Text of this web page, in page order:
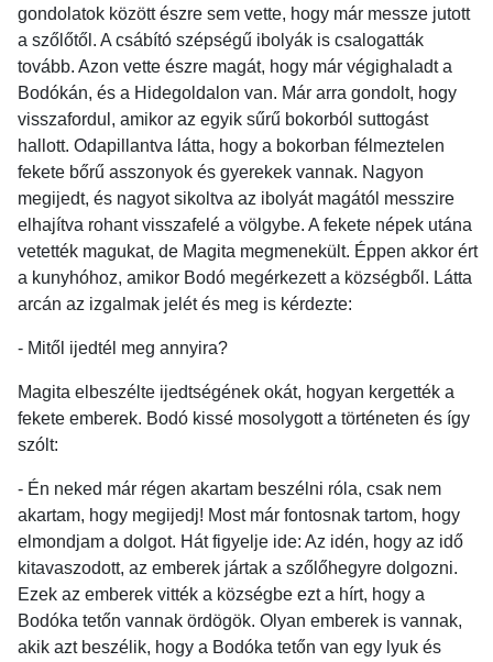
gondolatok között észre sem vette, hogy már messze jutott
a szőlőtől. A csábító szépségű ibolyák is csalogatták
tovább. Azon vette észre magát, hogy már végighaladt a
Bodókán, és a Hidegoldalon van. Már arra gondolt, hogy
visszafordul, amikor az egyik sűrű bokorból suttogást
hallott. Odapillantva látta, hogy a bokorban félmeztelen
fekete bőrű asszonyok és gyerekek vannak. Nagyon
megijedt, és nagyot sikoltva az ibolyát magától messzire
elhajítva rohant visszafelé a völgybe. A fekete népek utána
vetették magukat, de Magita megmenekült. Éppen akkor ért
a kunyhóhoz, amikor Bodó megérkezett a községből. Látta
arcán az izgalmak jelét és meg is kérdezte:
- Mitől ijedtél meg annyira?
Magita elbeszélte ijedtségének okát, hogyan kergették a
fekete emberek. Bodó kissé mosolygott a történeten és így
szólt:
- Én neked már régen akartam beszélni róla, csak nem
akartam, hogy megijedj! Most már fontosnak tartom, hogy
elmondjam a dolgot. Hát figyelje ide: Az idén, hogy az idő
kitavaszodott, az emberek jártak a szőlőhegyre dolgozni.
Ezek az emberek vitték a községbe ezt a hírt, hogy a
Bodóka tetőn vannak ördögök. Olyan emberek is vannak,
akik azt beszélik, hogy a Bodóka tetőn van egy lyuk és